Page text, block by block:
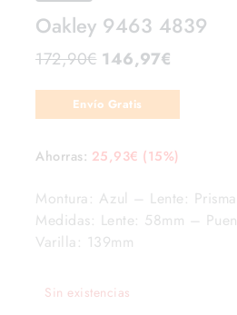
Oakley 9463 4839
172,90€ 146,97€
Envío Gratis
Ahorras: 25,93€ (15%)
Montura: Azul – Lente:
Medidas: Lente: 58mm –
Varilla: 139mm
Sin existencias